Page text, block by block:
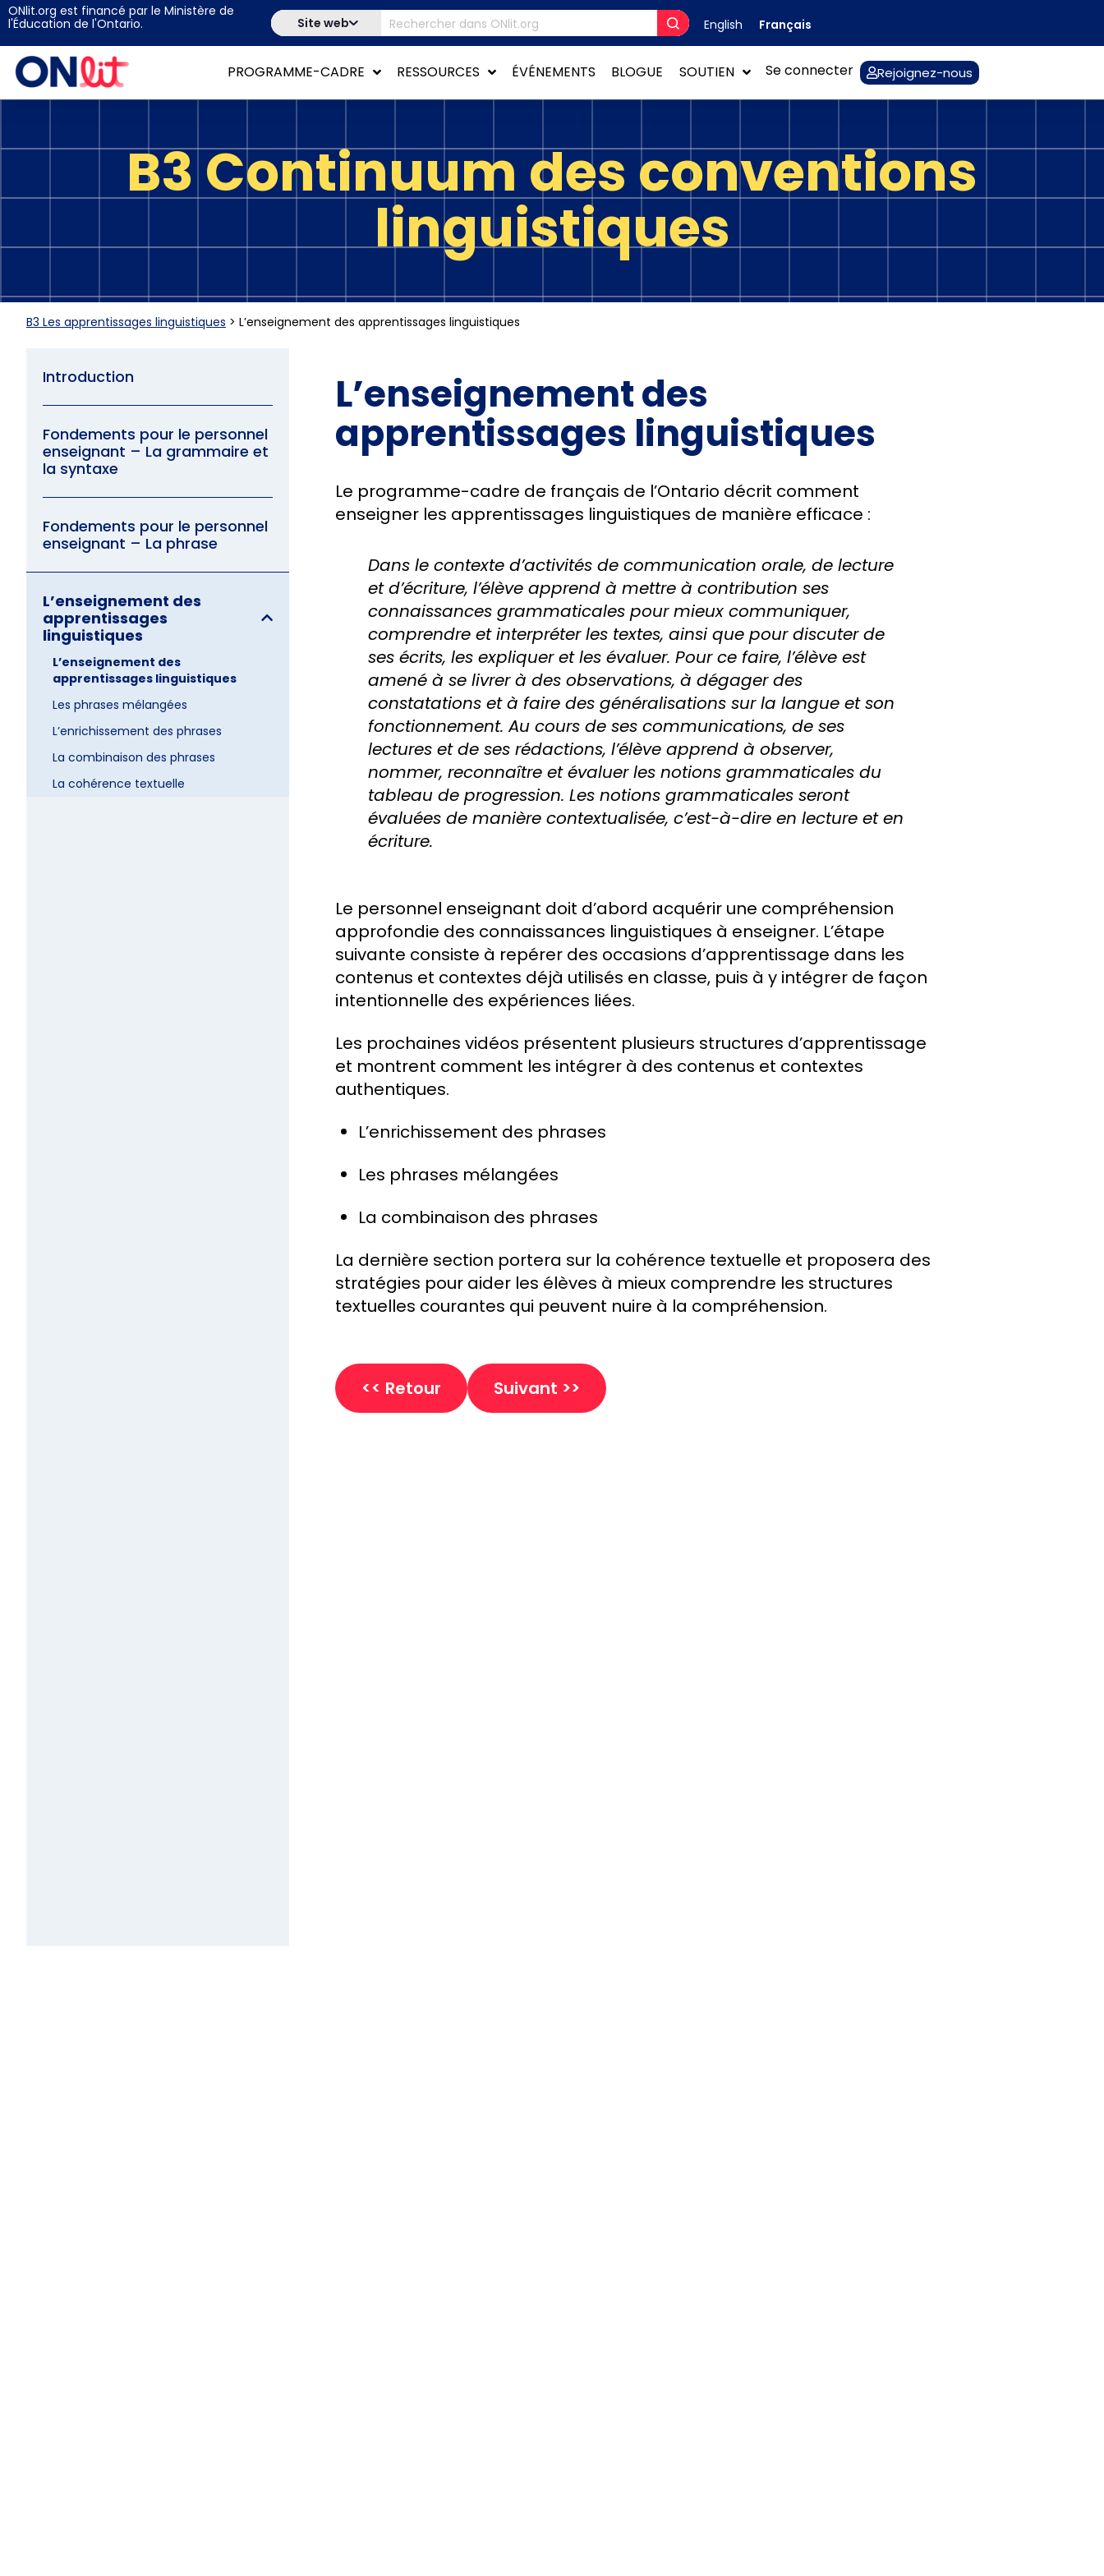
ONlit.org est financé par le Ministère de
l'Éducation de l'Ontario.
Site web English Français
PROGRAMME-CADRE RESSOURCES ÉVÉNEMENTS BLOGUE SOUTIEN Se connecter Rejoignez-nous
B3 Continuum des conventions
linguistiques
B3 Les apprentissages linguistiques > L’enseignement des apprentissages linguistiques
Introduction
Fondements pour le personnel
enseignant – La grammaire et
la syntaxe
Fondements pour le personnel
enseignant – La phrase
L’enseignement des
apprentissages
linguistiques
L’enseignement des
apprentissages linguistiques
Les phrases mélangées
L’enrichissement des phrases
La combinaison des phrases
La cohérence textuelle
L’enseignement des
apprentissages linguistiques
Le programme-cadre de français de l’Ontario décrit comment
enseigner les apprentissages linguistiques de manière efficace :
Dans le contexte d’activités de communication orale, de lecture
et d’écriture, l’élève apprend à mettre à contribution ses
connaissances grammaticales pour mieux communiquer,
comprendre et interpréter les textes, ainsi que pour discuter de
ses écrits, les expliquer et les évaluer. Pour ce faire, l’élève est
amené à se livrer à des observations, à dégager des
constatations et à faire des généralisations sur la langue et son
fonctionnement. Au cours de ses communications, de ses
lectures et de ses rédactions, l’élève apprend à observer,
nommer, reconnaître et évaluer les notions grammaticales du
tableau de progression. Les notions grammaticales seront
évaluées de manière contextualisée, c’est-à-dire en lecture et en
écriture.
Le personnel enseignant doit d’abord acquérir une compréhension
approfondie des connaissances linguistiques à enseigner. L’étape
suivante consiste à repérer des occasions d’apprentissage dans les
contenus et contextes déjà utilisés en classe, puis à y intégrer de façon
intentionnelle des expériences liées.
Les prochaines vidéos présentent plusieurs structures d’apprentissage
et montrent comment les intégrer à des contenus et contextes
authentiques.
L’enrichissement des phrases
Les phrases mélangées
La combinaison des phrases
La dernière section portera sur la cohérence textuelle et proposera des
stratégies pour aider les élèves à mieux comprendre les structures
textuelles courantes qui peuvent nuire à la compréhension.
<< Retour Suivant >>